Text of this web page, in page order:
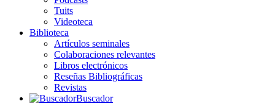
Tuits
Videoteca
Biblioteca
Artículos seminales
Colaboraciones relevantes
Libros electrónicos
Reseñas Bibliográficas
Revistas
Buscador